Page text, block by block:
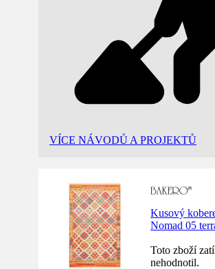
VÍCE NÁVODŮ A PROJEKTŮ
Kusový
Nomad 05
Toto zboží
nehodnotil.